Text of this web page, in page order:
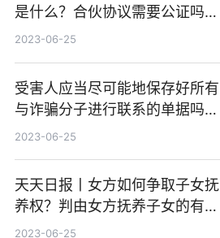
是什么？合伙协议需要公证吗？|
播报
2023-06-25
受害人应当尽可能地保存好所有
与诈骗分子进行联系的单据吗？
全球热议
2023-06-25
天天日报丨女方如何争取子女抚
养权？判由女方抚养子女的有利
条件有哪些？
2023-06-25